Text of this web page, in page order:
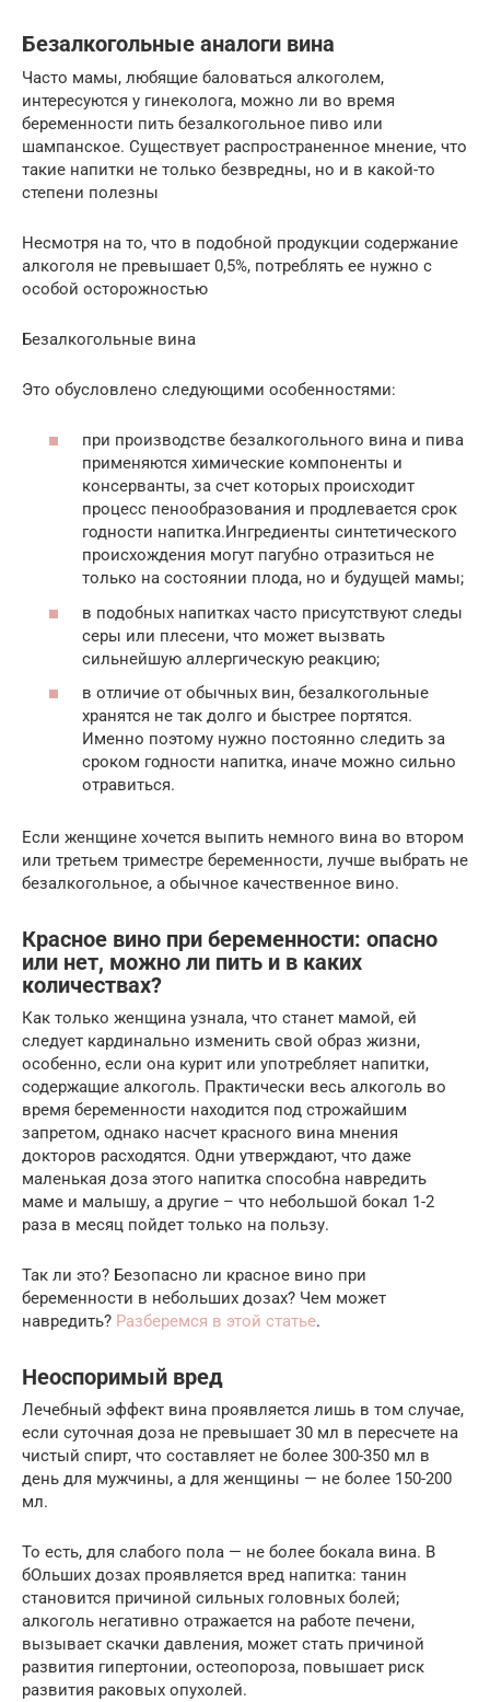
Безалкогольные аналоги вина
Часто мамы, любящие баловаться алкоголем,
интересуются у гинеколога, можно ли во время
беременности пить безалкогольное пиво или
шампанское. Существует распространенное мнение, что
такие напитки не только безвредны, но и в какой-то
степени полезны
Несмотря на то, что в подобной продукции содержание
алкоголя не превышает 0,5%, потреблять ее нужно с
особой осторожностью
Безалкогольные вина
Это обусловлено следующими особенностями:
при производстве безалкогольного вина и пива
применяются химические компоненты и
консерванты, за счет которых происходит
процесс пенообразования и продлевается срок
годности напитка.Ингредиенты синтетического
происхождения могут пагубно отразиться не
только на состоянии плода, но и будущей мамы;
в подобных напитках часто присутствуют следы
серы или плесени, что может вызвать
сильнейшую аллергическую реакцию;
в отличие от обычных вин, безалкогольные
хранятся не так долго и быстрее портятся.
Именно поэтому нужно постоянно следить за
сроком годности напитка, иначе можно сильно
отравиться.
Если женщине хочется выпить немного вина во втором
или третьем триместре беременности, лучше выбрать не
безалкогольное, а обычное качественное вино.
Красное вино при беременности: опасно
или нет, можно ли пить и в каких
количествах?
Как только женщина узнала, что станет мамой, ей
следует кардинально изменить свой образ жизни,
особенно, если она курит или употребляет напитки,
содержащие алкоголь. Практически весь алкоголь во
время беременности находится под строжайшим
запретом, однако насчет красного вина мнения
докторов расходятся. Одни утверждают, что даже
маленькая доза этого напитка способна навредить
маме и малышу, а другие – что небольшой бокал 1-2
раза в месяц пойдет только на пользу.
Так ли это? Безопасно ли красное вино при
беременности в небольших дозах? Чем может
навредить? Разберемся в этой статье.
Неоспоримый вред
Лечебный эффект вина проявляется лишь в том случае,
если суточная доза не превышает 30 мл в пересчете на
чистый спирт, что составляет не более 300-350 мл в
день для мужчины, а для женщины — не более 150-200
мл.
То есть, для слабого пола — не более бокала вина. В
бОльших дозах проявляется вред напитка: танин
становится причиной сильных головных болей;
алкоголь негативно отражается на работе печени,
вызывает скачки давления, может стать причиной
развития гипертонии, остеопороза, повышает риск
развития раковых опухолей.